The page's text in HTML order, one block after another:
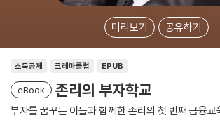
미리보기 공유하기
소득공제 크레마클럽 EPUB
eBook 존리의 부자학교
부자를 꿈꾸는 이들과 함께한 존리의 첫 번째 금융교